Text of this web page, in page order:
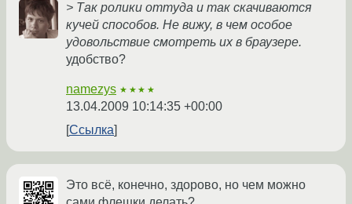
> Так ролики оттуда и так скачиваются
кучей способов. Не вижу, в чем особое
удовольствие смотреть их в браузере.
удобство?
namezys ★★★★
13.04.2009 10:14:35 +00:00
Ссылка
Это всё, конечно, здорово, но чем можно